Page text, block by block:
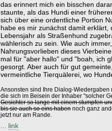
das erinnert mich ein bisschen
staunte, als das Hundi einer
sich über eine ordentliche Portion
habe es mir zunächst damit
Lebensjahr als Straßenhund
wählerisch zu sein. Wie auch
Nahrungsvorlieben dieses
mal für "aber hallo" und "boah, ich
gesorgt. Aber auch für gut
vermeintliche Tierquälerei, wo
Ansonsten sind Ihre Dialog-Wiedergaben
die sich im Beisein der Inhaber "solcher
Gesichter so lange mit einem stumpfen
bis sie auch so eins haben noch ganz
jetzt nur am Rande.
link